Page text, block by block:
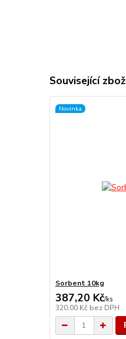
Související
Novinka
Sorbent 10kg
387,20 Kč/ks
320,00 Kč bez DPH